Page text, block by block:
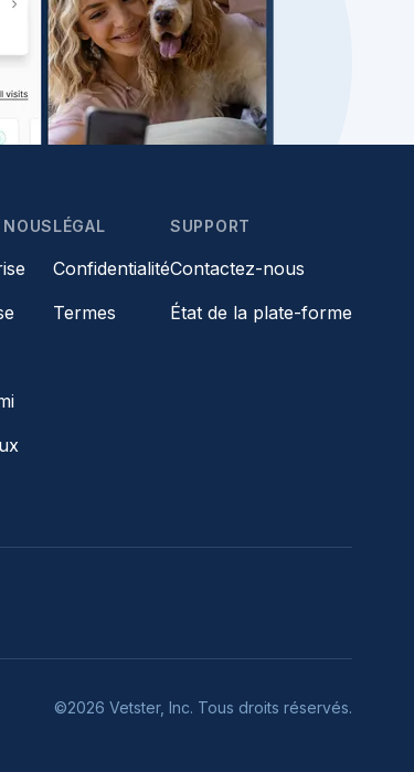
LÉGAL
Confidentialité
Termes
SUPPORT
Contactez-nous
État de la plate-forme
©2026 Vetster, Inc. Tous droits réservés.